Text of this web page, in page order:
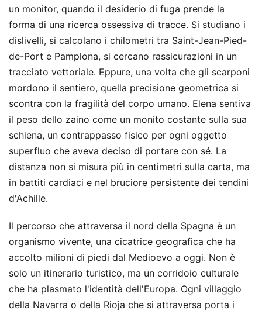
un monitor, quando il desiderio di fuga prende la
forma di una ricerca ossessiva di tracce. Si studiano i
dislivelli, si calcolano i chilometri tra Saint-Jean-Pied-
de-Port e Pamplona, si cercano rassicurazioni in un
tracciato vettoriale. Eppure, una volta che gli scarponi
mordono il sentiero, quella precisione geometrica si
scontra con la fragilità del corpo umano. Elena sentiva
il peso dello zaino come un monito costante sulla sua
schiena, un contrappasso fisico per ogni oggetto
superfluo che aveva deciso di portare con sé. La
distanza non si misura più in centimetri sulla carta, ma
in battiti cardiaci e nel bruciore persistente dei tendini
d'Achille.
Il percorso che attraversa il nord della Spagna è un
organismo vivente, una cicatrice geografica che ha
accolto milioni di piedi dal Medioevo a oggi. Non è
solo un itinerario turistico, ma un corridoio culturale
che ha plasmato l'identità dell'Europa. Ogni villaggio
della Navarra o della Rioja che si attraversa porta i